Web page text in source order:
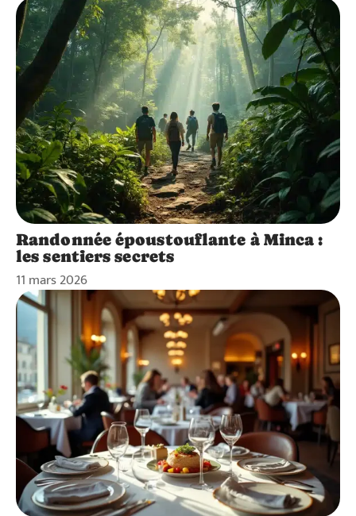
Randonnée époustouflante à Minca :
les sentiers secrets
11 mars 2026